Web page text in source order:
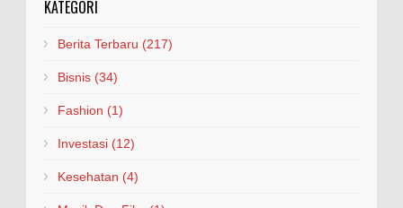
KATEGORI
Berita Terbaru (217)
Bisnis (34)
Fashion (1)
Investasi (12)
Kesehatan (4)